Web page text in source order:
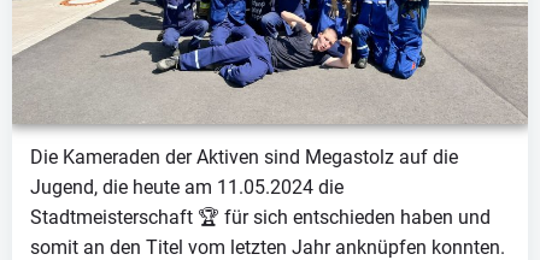
Die Kameraden der Aktiven sind Megastolz auf die
Jugend, die heute am 11.05.2024 die
Stadtmeisterschaft 🏆 für sich entschieden haben und
somit an den Titel vom letzten Jahr anknüpfen konnten.